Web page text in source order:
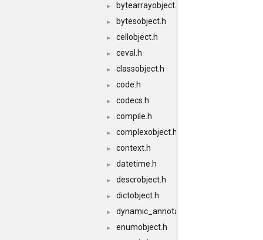
► bytearrayobject.h
► bytesobject.h
► cellobject.h
► ceval.h
► classobject.h
► code.h
► codecs.h
► compile.h
► complexobject.h
► context.h
► datetime.h
► descrobject.h
► dictobject.h
► dynamic_annotations.h
►
enumobject.h